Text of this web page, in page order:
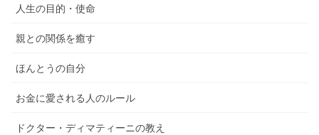
人生の目的・使命
親との関係を癒す
ほんとうの自分
お金に愛される人のルール
ドクター・ディマティーニの教え